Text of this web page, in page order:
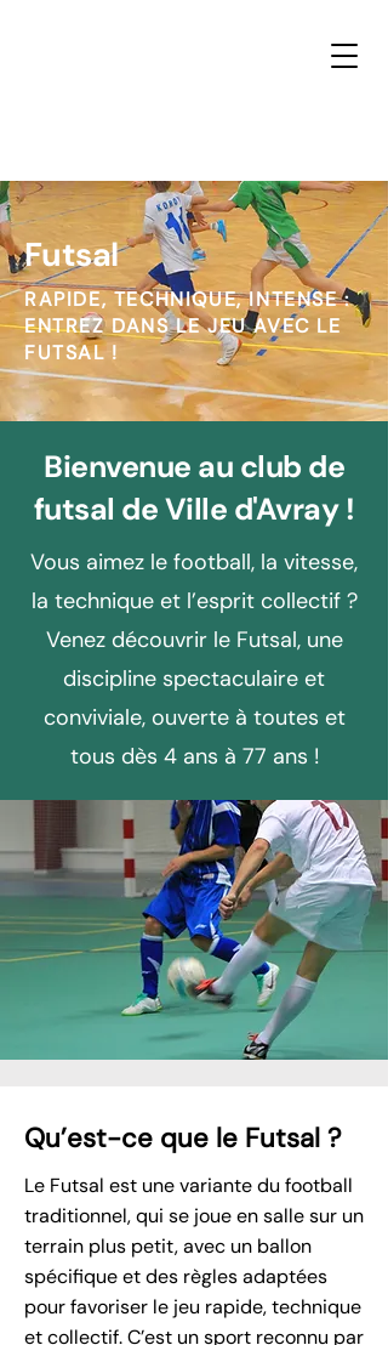
Futsal
RAPIDE, TECHNIQUE, INTENSE :
ENTREZ DANS LE JEU AVEC LE
FUTSAL !
Bienvenue au club de
futsal de Ville d'Avray !
Vous aimez le football, la vitesse,
la technique et l’esprit collectif ?
Venez découvrir le Futsal, une
discipline spectaculaire et
conviviale, ouverte à toutes et
tous dès 4 ans à 77 ans !
Qu’est-ce que le Futsal ?
Le Futsal est une variante du football
traditionnel, qui se joue en salle sur un
terrain plus petit, avec un ballon
spécifique et des règles adaptées
pour favoriser le jeu rapide, technique
et collectif. C’est un sport reconnu par